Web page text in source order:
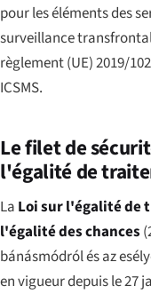
pour les éléments des
surveillance
règlement (UE) 2019/
ICSMS.
Le filet de
l'égalité de
La Loi sur l'égalité de
l'égalité des chances (
bánásmódról és az
en vigueur depuis le 27